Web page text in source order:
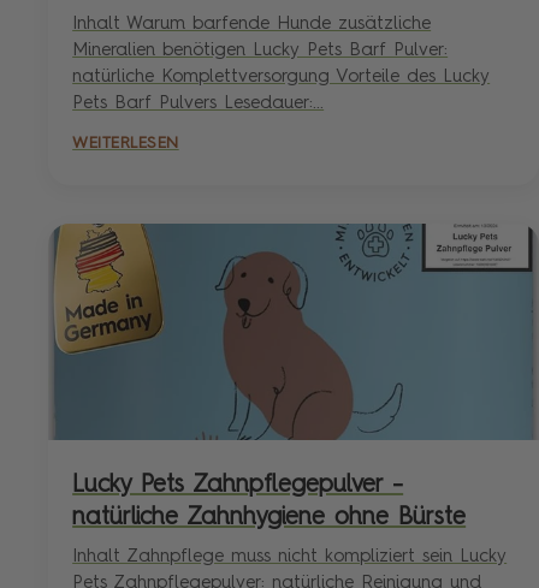
Inhalt Warum barfende Hunde zusätzliche
Mineralien benötigen Lucky Pets Barf Pulver:
natürliche Komplettversorgung Vorteile des Lucky
Pets Barf Pulvers Lesedauer:...
WEITERLESEN
Lucky Pets Zahnpflegepulver –
natürliche Zahnhygiene ohne Bürste
Inhalt Zahnpflege muss nicht kompliziert sein Lucky
Pets Zahnpflegepulver: natürliche Reinigung und